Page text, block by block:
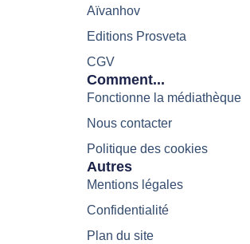
Aïvanhov
Editions Prosveta
CGV
Comment...
Fonctionne la médiathèque
Nous contacter
Politique des cookies
Autres
Mentions légales
Confidentialité
Plan du site